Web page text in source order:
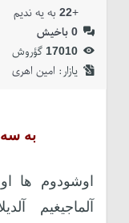
+
22به یه ندیم
0باخیش
17010گؤروش
یازار:‌ امین اهری
به
اوشودوم ها
آلماجیغیم